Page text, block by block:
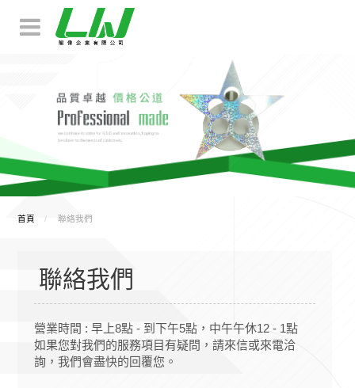
首頁 聯絡我們
聯絡我們
營業時間 : 早上8點 - 到下午5點，中午午休12 - 1點
如果您對我們的服務項目有疑問，請來信或來電洽
詢，我們會盡快的回覆您。